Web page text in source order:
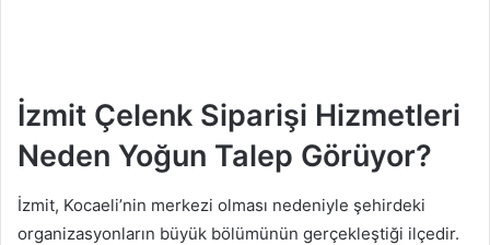
İzmit Çelenk Siparişi Hizmetleri
Neden Yoğun Talep Görüyor?
İzmit, Kocaeli’nin merkezi olması nedeniyle şehirdeki
organizasyonların büyük bölümünün gerçekleştiği ilçedir.